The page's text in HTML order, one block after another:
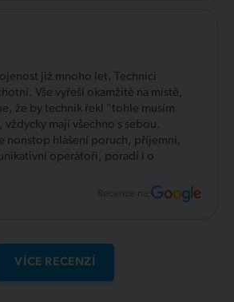
již mnoho let. Technici
Vše vyřeší okamžitě na místě,
že by technik řekl "tohle musím
mají všechno s sebou.
nonstop hlášení poruch, příjemní,
operátoři, poradí i o
Recenze na:
VÍCE RECENZÍ